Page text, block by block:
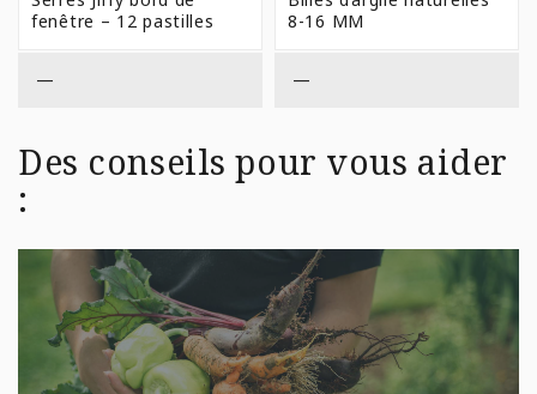
fenêtre – 12 pastilles
—
8-16 MM
—
Des conseils pour vous aider
: